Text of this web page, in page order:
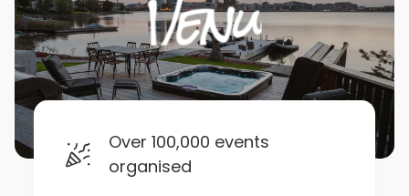
Over 100,000 events
organised